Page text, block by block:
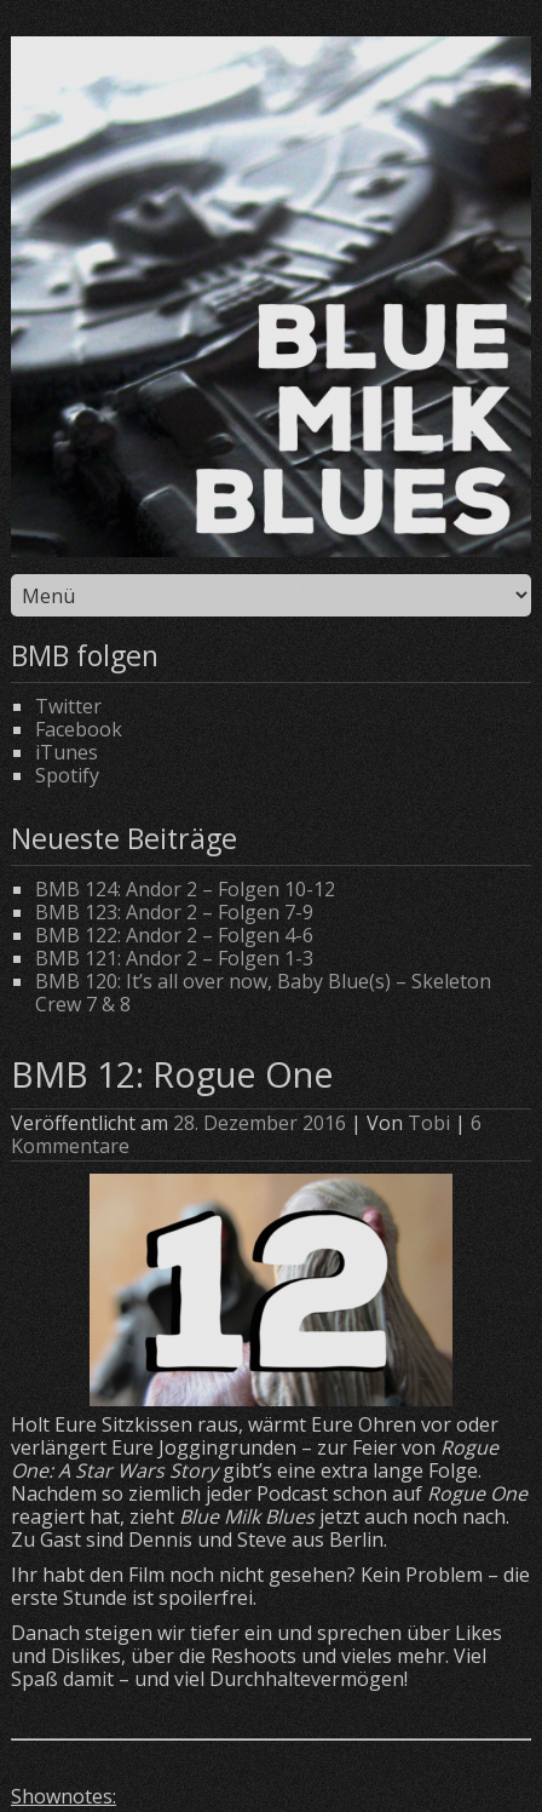
BMB folgen
Twitter
Facebook
iTunes
Spotify
Neueste Beiträge
BMB 124: Andor 2 – Folgen 10-12
BMB 123: Andor 2 – Folgen 7-9
BMB 122: Andor 2 – Folgen 4-6
BMB 121: Andor 2 – Folgen 1-3
BMB 120: It’s all over now, Baby Blue(s) – Skeleton
Crew 7 & 8
BMB 12: Rogue One
Veröffentlicht am28. Dezember 2016 | Von Tobi| 6
Kommentare
Holt Eure Sitzkissen raus, wärmt Eure Ohren vor oder
verlängert Eure Joggingrunden – zur Feier von Rogue
One: A Star Wars Storygibt’s eine extra lange Folge.
Nachdem so ziemlich jeder Podcast schon auf Rogue One
reagiert hat, zieht Blue Milk Bluesjetzt auch noch nach.
Zu Gast sind Dennis und Steve aus Berlin.
Ihr habt den Film noch nicht gesehen? Kein Problem – die
erste Stunde ist spoilerfrei.
Danach steigen wir tiefer ein und sprechen über Likes
und Dislikes, über die Reshoots und vieles mehr. Viel
Spaß damit – und viel Durchhaltevermögen!
Shownotes: